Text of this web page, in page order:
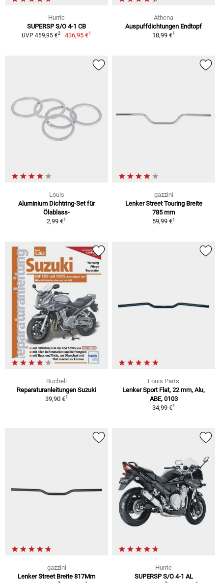
Hurric
SUPERSP S/O 4-1 CB
UVP 459,95 €2 436,95 €1
Athena
Auspuffdichtungen Endtopf
18,99 €1
Louis
Aluminium Dichtring-Set für
Ölablass-
2,99 €1
gazzini
Lenker Street Touring Breite
785 mm
59,99 €1
Bucheli
Reparaturanleitungen Suzuki
39,90 €1
Louis Parts
Lenker Sport Flat, 22 mm, Alu,
ABE, 0103
34,99 €1
gazzini
Lenker Street Breite 817Mm
Hurric
SUPERSP S/O 4-1 AL